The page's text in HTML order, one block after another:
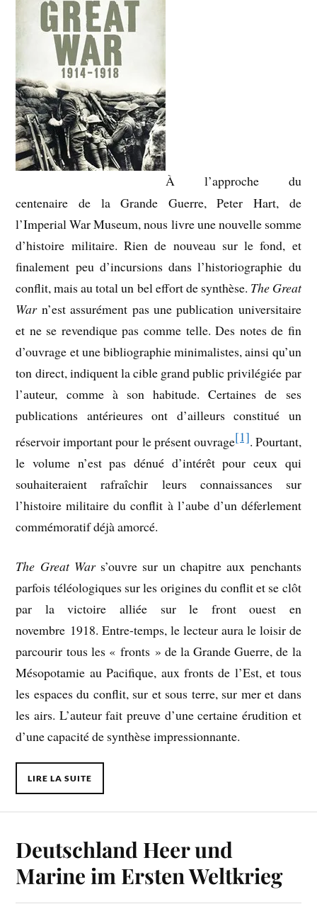
À l’approche du
centenaire de la Grande Guerre, Peter Hart, de
l’Imperial War Museum, nous livre une nouvelle somme
d’histoire militaire. Rien de nouveau sur le fond, et
finalement peu d’incursions dans l’historiographie du
conflit, mais au total un bel effort de synthèse. The Great
War n’est assurément pas une publication universitaire
et ne se revendique pas comme telle. Des notes de fin
d’ouvrage et une bibliographie minimalistes, ainsi qu’un
ton direct, indiquent la cible grand public privilégiée par
l’auteur, comme à son habitude. Certaines de ses
publications antérieures ont d’ailleurs constitué un
réservoir important pour le présent ouvrage[1]. Pourtant,
le volume n’est pas dénué d’intérêt pour ceux qui
souhaiteraient rafraîchir leurs connaissances sur
l’histoire militaire du conflit à l’aube d’un déferlement
commémoratif déjà amorcé.
The Great War s’ouvre sur un chapitre aux penchants
parfois téléologiques sur les origines du conflit et se clôt
par la victoire alliée sur le front ouest en
novembre 1918. Entre-temps, le lecteur aura le loisir de
parcourir tous les « fronts » de la Grande Guerre, de la
Mésopotamie au Pacifique, aux fronts de l’Est, et tous
les espaces du conflit, sur et sous terre, sur mer et dans
les airs. L’auteur fait preuve d’une certaine érudition et
d’une capacité de synthèse impressionnante.
LIRE LA SUITE
Deutschland Heer und
Marine im Ersten Weltkrieg